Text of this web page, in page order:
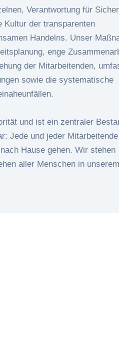
Verantwortung für
Kultur der transparenten
Handelns. Unser
enge
der Mitarbeitenden,
sowie die systematische
und ist ein zentraler
Jede und jeder
Hause gehen. Wir stehen
aller Menschen in unserem